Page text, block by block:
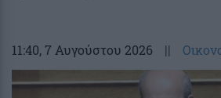
11:40, 7 Αυγούστου 2026 ||